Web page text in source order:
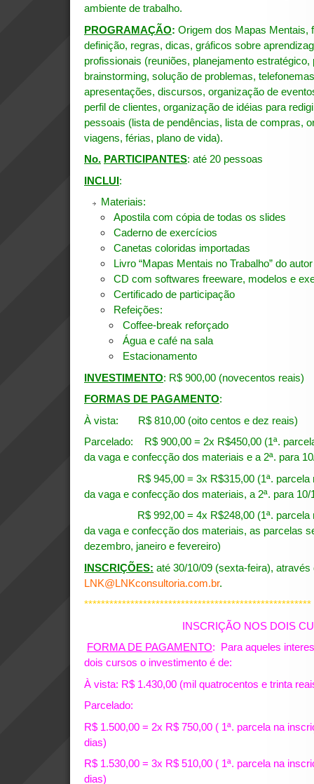
ambiente de trabalho.
PROGRAMAÇÃO: Origem dos Mapas Mentais,
definição, regras, dicas, gráficos sobre
profissionais (reuniões, planejamento estratégico,
brainstorming, solução de problemas,
apresentações, discursos, organização de
perfil de clientes, organização de idéias para
pessoais (lista de pendências, lista de compras,
viagens, férias, plano de vida).
No. PARTICIPANTES: até 20 pessoas
INCLUI:
Materiais:
Apostila com cópia de todas os slides
Caderno de exercícios
Canetas coloridas importadas
Livro “Mapas Mentais no Trabalho” do
CD com softwares freeware, modelos e
Certificado de participação
Refeições:
Coffee-break reforçado
Água e café na sala
Estacionamento
INVESTIMENTO: R$ 900,00 (novecentos reais)
FORMAS DE PAGAMENTO:
À vista: R$ 810,00 (oito centos e dez reais)
Parcelado: R$ 900,00 = 2x R$450,00 (1ª.
da vaga e confecção dos materiais e a 2ª. para
R$ 945,00 = 3x R$315,00 (1ª. parcela na
da vaga e confecção dos materiais, a 2ª. para 10/
R$ 992,00 = 4x R$248,00 (1ª. parcela na
da vaga e confecção dos materiais, as
dezembro, janeiro e fevereiro)
INSCRIÇÕES: até 30/10/09 (sexta-feira), através
LNK@LNKconsultoria.com.br.
******************************************************
INSCRIÇÃO NOS DOIS
FORMA DE PAGAMENTO: Para aqueles
dois cursos o investimento é de:
À vista: R$ 1.430,00 (mil quatrocentos e trinta
Parcelado:
R$ 1.500,00 = 2x R$ 750,00 ( 1ª. parcela na
dias)
R$ 1.530,00 = 3x R$ 510,00 ( 1ª. parcela na
dias)